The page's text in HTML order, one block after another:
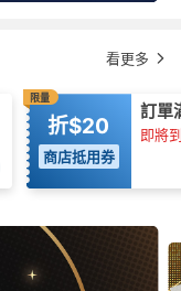
看更多
限量
折$20
商店抵用券
訂單
即將